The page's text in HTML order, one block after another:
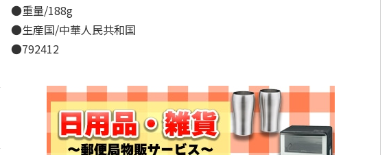
●重量/188g
●生産国/中華人民共和国
●792412